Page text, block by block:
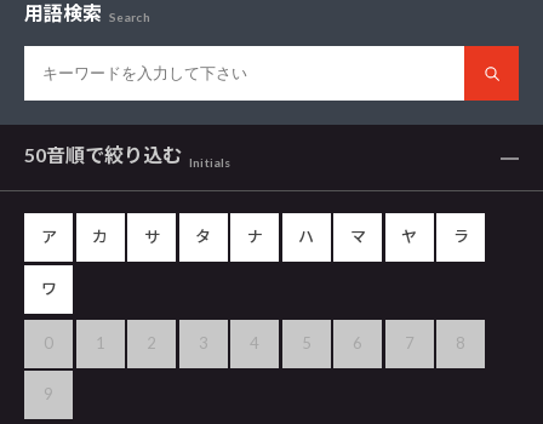
用語検索 Search
50音順で絞り込む Initials
ア カ サ タ ナ ハ マ ヤ ラ
ワ
0 1 2 3 4 5 6 7 8
9